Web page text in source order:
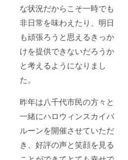
な状況だからこそ一時でも
非日常を味わえたり、明日
も頑張ろうと思えるきっか
けを提供できないだろうか
と考えるようになりまし
た。
昨年は八千代市民の方々と
一緒にハロウィンスカイバ
ルーンを開催させていただ
き、好評の声と笑顔を見る